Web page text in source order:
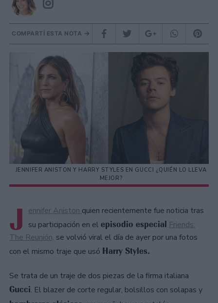
COMPARTÍ ESTA NOTA
JENNIFER ANISTON Y HARRY STYLES EN GUCCI ¿QUIÉN LO LLEVA
MEJOR?
J ennifer Aniston quien recientemente fue noticia tras
su participación en el episodio especial Friends:
The Reunión, se volvió viral el día de ayer por una fotos
con el mismo traje que usó Harry Styles.
Se trata de un traje de dos piezas de la firma italiana
Gucci. El blazer de corte regular, bolsillos con solapas y